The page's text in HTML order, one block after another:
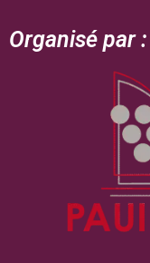
Organisé par :